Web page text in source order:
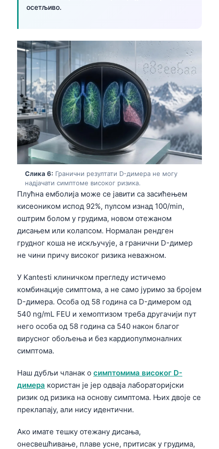
осетљиво.
Слика 6: Гранични резултати D-димера не могу
надјачати симптоме високог ризика.
Плућна емболија може се јавити са засићењем
кисеоником испод 92%, пулсом изнад 100/min,
оштрим болом у грудима, новом отежаном
дисањем или колапсом. Нормалан рендген
грудног коша не искључује, а гранични D-димер
не чини причу високог ризика неважном.
У Kantesti клиничком прегледу истичемо
комбинације симптома, а не само јуримо за бројем
D-димера. Особа од 58 година са D-димером од
540 ng/mL FEU и хемоптизом треба другачији пут
него особа од 58 година са 540 након благог
вирусног обољења и без кардиопулмоналних
симптома.
Наш дубљи чланак о симптомима високог D-
димера користан је јер одваја лабораторијски
ризик од ризика на основу симптома. Њих двоје се
преклапају, али нису идентични.
Ако имате тешку отежану дисања,
онесвешћивање, плаве усне, притисак у грудима,
Bahasa Melayu
Tagalog
ไทย
ဗမာစာ
Kiswahili
አማርኛ
Українська
O‘zbekcha
Català
Қазақ тілі
Suomi
Hrvatski
كوردی‎
پښتو
سنڌي
සිංහල
অসমীয়া
Galego
Latviešu valoda
Македонски јазик
Euskara
Gàidhlig